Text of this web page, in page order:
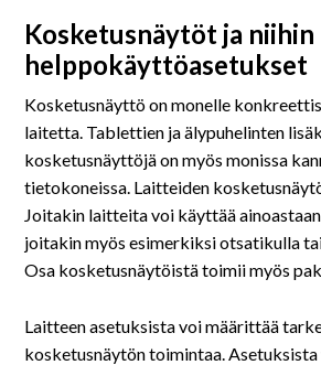
Kosketusnäytöt ja
helppokäyttöasetukset
Kosketusnäyttö on monelle
laitetta. Tablettien ja älypuhelinten
kosketusnäyttöjä on myös monissa
tietokoneissa. Laitteiden
Joitakin laitteita voi käyttää
joitakin myös esimerkiksi otsatikulla
Osa kosketusnäytöistä toimii myös
Laitteen asetuksista voi määrittää
kosketusnäytön toimintaa.